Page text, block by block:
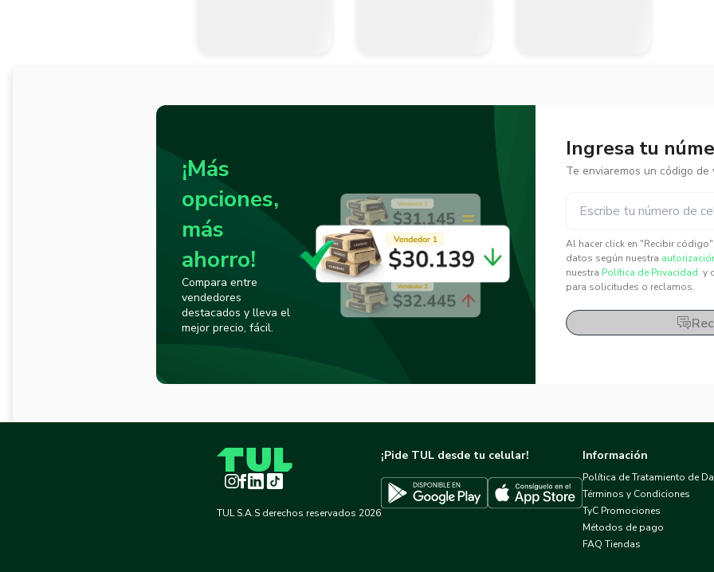
¡Más
opciones,
más
ahorro!
Compara entre
vendedores
destacados y lleva el
mejor precio, fácil.
Ingresa tu
Te enviaremos un código de
Al hacer click en "Recibir
datos según nuestra
nuestra Política de Privacidad. y
para solicitudes o reclamos.
Instagram
Facebook
LinkedInTikTok
TUL S.A.S derechos reservados 2026
¡Pide TUL desde tu celular!
Descargar TUL en Google PlayDescargar TUL en App Store
Información
Política de Tratamiento de
Términos y Condiciones
TyC Promociones
Métodos de pago
FAQ Tiendas